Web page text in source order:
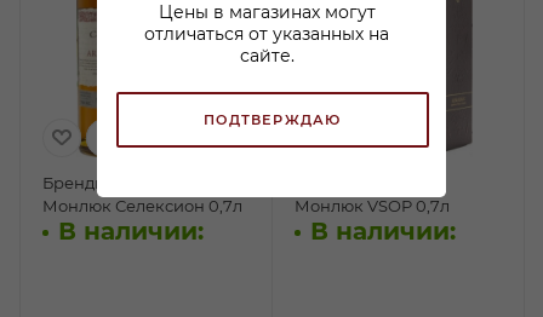
Цены в магазинах могут
отличаться от указанных на
сайте.
ПОДТВЕРЖДАЮ
Бренди Арманьяк
Монлюк Селексион 0,7л
В наличии:
Монлюк VSOP 0,7л
В наличии: